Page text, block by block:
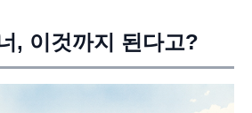
, 이것까지 된다고?